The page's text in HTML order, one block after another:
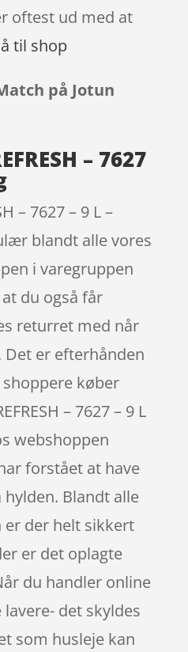
oftest ud med at
til shop
på Jotun
– 7627
– 7627 – 9 L –
blandt alle vores
i varegruppen
du også får
returret med når
er efterhånden
køber
– 7627 – 9 L
webshoppen
forstået at have
Blandt alle
er der helt sikkert
er det oplagte
du handler online
det skyldes
som husleje kan